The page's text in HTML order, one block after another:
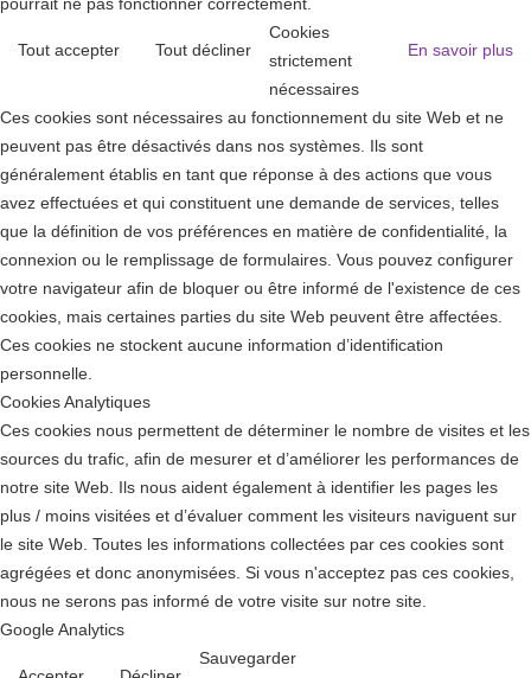
pourrait ne pas fonctionner correctement.
Tout accepter Tout décliner En savoir plus
Cookies
strictement
nécessaires
Ces cookies sont nécessaires au fonctionnement du site Web et ne
peuvent pas être désactivés dans nos systèmes. Ils sont
généralement établis en tant que réponse à des actions que vous
avez effectuées et qui constituent une demande de services, telles
que la définition de vos préférences en matière de confidentialité, la
connexion ou le remplissage de formulaires. Vous pouvez configurer
votre navigateur afin de bloquer ou être informé de l'existence de ces
cookies, mais certaines parties du site Web peuvent être affectées.
Ces cookies ne stockent aucune information d’identification
personnelle.
Cookies Analytiques
Ces cookies nous permettent de déterminer le nombre de visites et les
sources du trafic, afin de mesurer et d’améliorer les performances de
notre site Web. Ils nous aident également à identifier les pages les
plus / moins visitées et d’évaluer comment les visiteurs naviguent sur
le site Web. Toutes les informations collectées par ces cookies sont
agrégées et donc anonymisées. Si vous n'acceptez pas ces cookies,
nous ne serons pas informé de votre visite sur notre site.
Google Analytics
Sauvegarder